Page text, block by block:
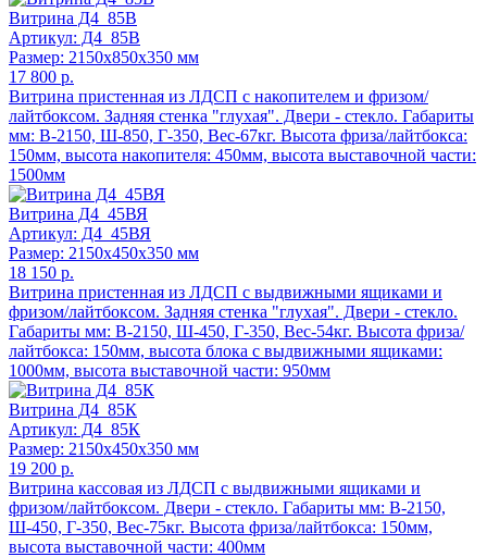
Витрина Д4_85В
Артикул: Д4_85В
Размер: 2150x850x350 мм
17 800 р.
Витрина пристенная из ЛДСП с накопителем и фризом/
лайтбоксом. Задняя стенка "глухая". Двери - стекло. Габариты
мм: В-2150, Ш-850, Г-350, Вес-67кг. Высота фриза/лайтбокса:
150мм, высота накопителя: 450мм, высота выставочной части:
1500мм
Витрина Д4_45ВЯ
Артикул: Д4_45ВЯ
Размер: 2150x450x350 мм
18 150 р.
Витрина пристенная из ЛДСП с выдвижными ящиками и
фризом/лайтбоксом. Задняя стенка "глухая". Двери - стекло.
Габариты мм: В-2150, Ш-450, Г-350, Вес-54кг. Высота фриза/
лайтбокса: 150мм, высота блока с выдвижными ящиками:
1000мм, высота выставочной части: 950мм
Витрина Д4_85К
Артикул: Д4_85К
Размер: 2150x450x350 мм
19 200 р.
Витрина кассовая из ЛДСП с выдвижными ящиками и
фризом/лайтбоксом. Двери - стекло. Габариты мм: В-2150,
Ш-450, Г-350, Вес-75кг. Высота фриза/лайтбокса: 150мм,
высота выставочной части: 400мм